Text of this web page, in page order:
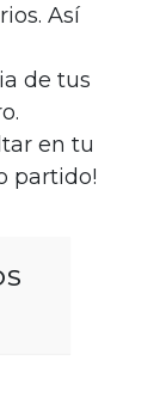
Así
de tus
en tu
partido!